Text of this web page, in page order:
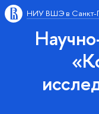
НИУ ВШЭ в Санкт-